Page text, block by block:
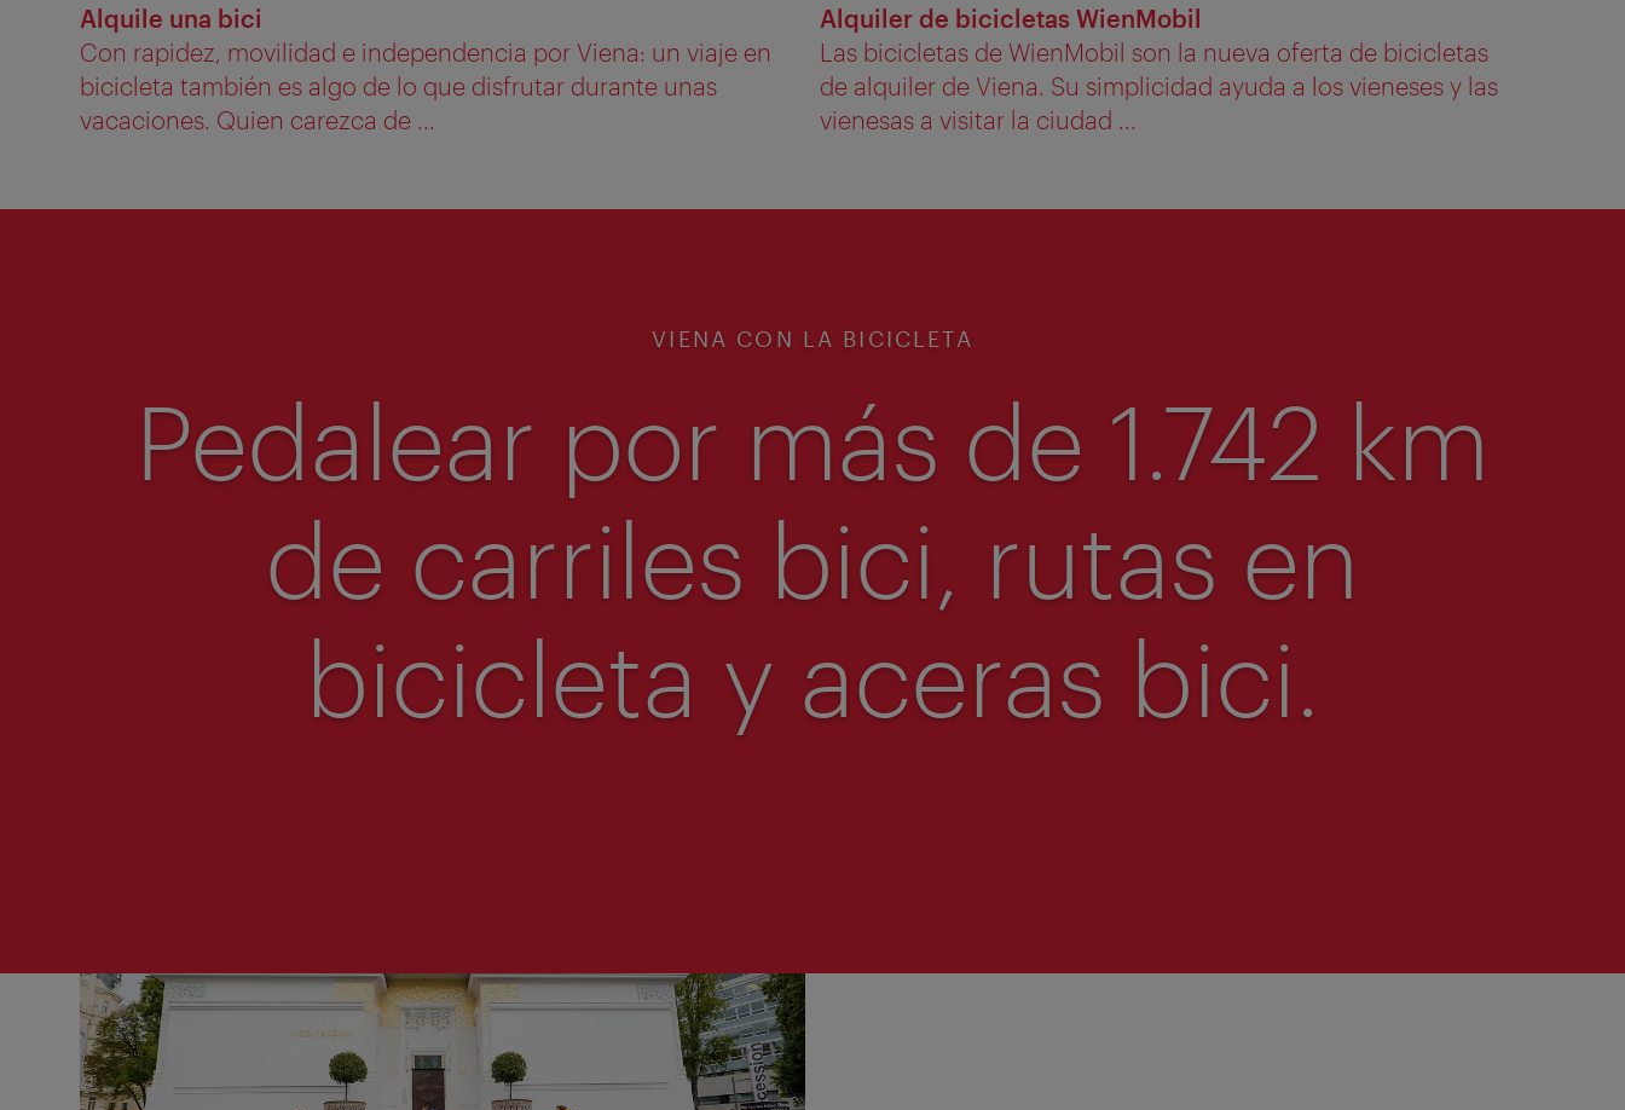
Alquile una bici
Con rapidez, movilidad e independencia por Viena: un viaje en
bicicleta también es algo de lo que disfrutar durante unas
vacaciones. Quien carezca de ...
Alquiler de bicicletas WienMobil
Las bicicletas de WienMobil son la nueva oferta de bicicletas
de alquiler de Viena. Su simplicidad ayuda a los vieneses y las
vienesas a visitar la ciudad ...
VIENA CON LA BICICLETA
Pedalear por más de 1.742 km
de carriles bici, rutas en
bicicleta y aceras bici.